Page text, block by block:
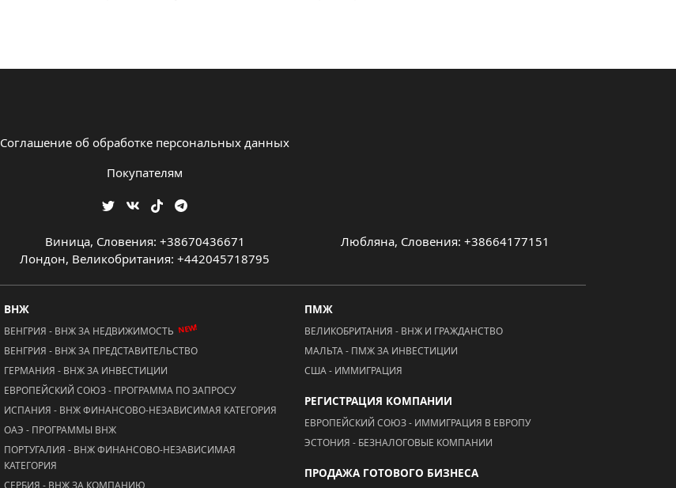
Соглашение об обработке персональных данных
Покупателям
Виница, Словения: +38670436671
Любляна, Словения: +38664177151
Лондон, Великобритания: +442045718795
ВНЖ
ВЕНГРИЯ - ВНЖ ЗА НЕДВИЖИМОСТЬ NEW!
ВЕНГРИЯ - ВНЖ ЗА ПРЕДСТАВИТЕЛЬСТВО
ГЕРМАНИЯ - ВНЖ ЗА ИНВЕСТИЦИИ
ЕВРОПЕЙСКИЙ СОЮЗ - ПРОГРАММА ПО ЗАПРОСУ
ИСПАНИЯ - ВНЖ ФИНАНСОВО-НЕЗАВИСИМАЯ КАТЕГОРИЯ
ОАЭ - ПРОГРАММЫ ВНЖ
ПОРТУГАЛИЯ - ВНЖ ФИНАНСОВО-НЕЗАВИСИМАЯ
КАТЕГОРИЯ
СЕРБИЯ - ВНЖ ЗА КОМПАНИЮ
ПМЖ
ВЕЛИКОБРИТАНИЯ - ВНЖ И ГРАЖДАНСТВО
МАЛЬТА - ПМЖ ЗА ИНВЕСТИЦИИ
США - ИММИГРАЦИЯ
РЕГИСТРАЦИЯ КОМПАНИИ
ЕВРОПЕЙСКИЙ СОЮЗ - ИММИГРАЦИЯ В ЕВРОПУ
ЭСТОНИЯ - БЕЗНАЛОГОВЫЕ КОМПАНИИ
ПРОДАЖА ГОТОВОГО БИЗНЕСА